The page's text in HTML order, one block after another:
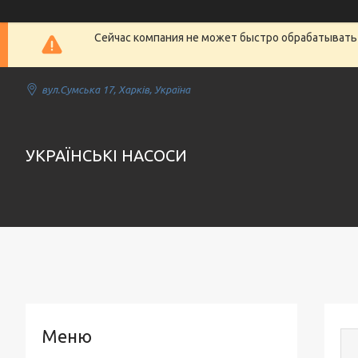
Сейчас компания не может быстро
вул.Сумська 17, Харків, Україна
УКРАЇНСЬКІ НАСОСИ